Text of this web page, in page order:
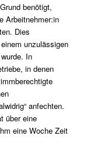
benötigt,
Arbeitnehmer:in
Dies
unzulässigen
In
in denen
anfechten.
über eine
eine Woche Zeit